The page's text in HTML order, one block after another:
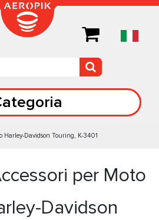
Harley-Davidson Touring, K-3401
per Moto
Davidson